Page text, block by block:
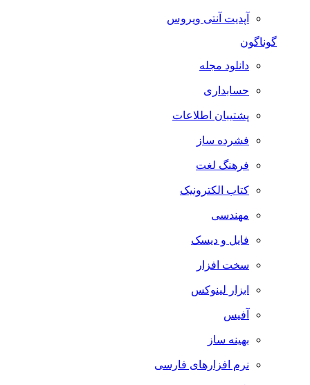
آپدیت آنتی ویروس
گوناگون
دانلود مجله
حسابداری
پشتیبان اطلاعات
فشرده ساز
فرهنگ لغت
کتاب الکترونیک
مهندسی
فایل و دیسک
سخت افزار
ابزار لینوکس
آفیس
بهینه ساز
نرم افزارهای فارسی